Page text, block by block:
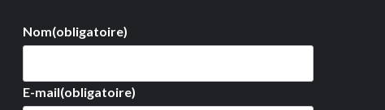
Nom(obligatoire)
E-mail(obligatoire)